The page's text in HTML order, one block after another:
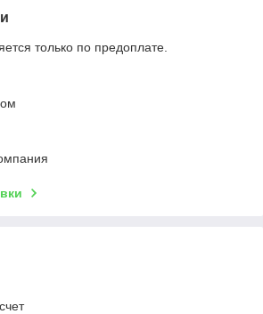
только по предоплате.